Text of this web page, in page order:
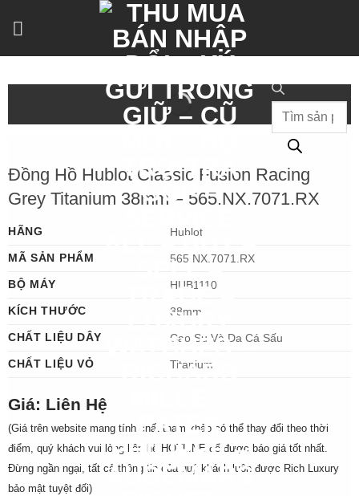
Tìm
kiếm
sản
Đồng Hồ Hublot Classic Fusion Racing
Grey Titanium 38mm – 565.NX.7071.RX
HÃNG
Hublot
MÃ SẢN PHẨM
565.NX.7071.RX
BỘ MÁY
HUB1110
KÍCH THƯỚC
38mm
CHẤT LIỆU DÂY
Cao Su Và Da Cá Sấu
CHẤT LIỆU VỎ
Titanium
Giá: Liên Hệ
(Giá trên website mang tính chất tham khảo có thể thay đổi theo thời
điểm, quý khách vui lòng liên hệ HOTLINE để được báo giá tốt nhất.
Đừng ngần ngại, tất cả thông tin của quý khách luôn được Rich Luxury
bảo mật tuyệt đối)